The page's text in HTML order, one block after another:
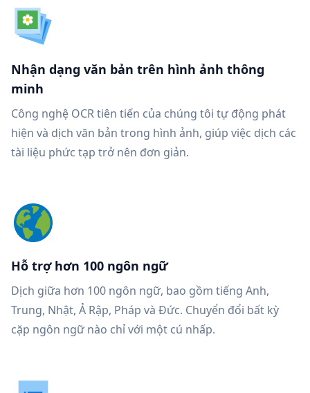
Nhận dạng văn bản trên hình ảnh thông
minh
Công nghệ OCR tiên tiến của chúng tôi tự động phát
hiện và dịch văn bản trong hình ảnh, giúp việc dịch các
tài liệu phức tạp trở nên đơn giản.
Hỗ trợ hơn 100 ngôn ngữ
Dịch giữa hơn 100 ngôn ngữ, bao gồm tiếng Anh,
Trung, Nhật, Ả Rập, Pháp và Đức. Chuyển đổi bất kỳ
cặp ngôn ngữ nào chỉ với một cú nhấp.